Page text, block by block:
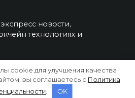
экспресс новости,
технологиях и
cookie для улучшения качества
вы соглашаетесь с Политика
OK